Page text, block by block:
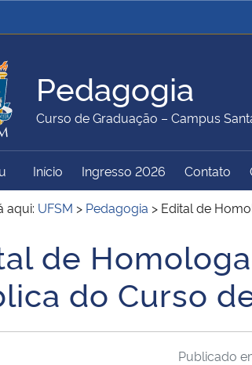
Ministério da Justiça e
da Agricultura,
e Abastecimento
Ministério da Educação
do Meio Ambiente Ministério do Turismo
de Governo
Gabinete de Segurança
Institucional
Pedagogia
Curso de Graduação – Campus
Menu Principal do Sítio
Início Ingresso 2026 Contato
aqui: UFSM > Pedagogia > Edital de
de
do Curso
Publicado